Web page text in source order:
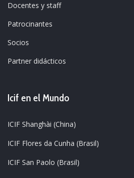
Docentes y staff
Patrocinantes
Socios
Partner didácticos
Icif en el Mundo
ICIF Shanghài (China)
ICIF Flores da Cunha (Brasil)
ICIF San Paolo (Brasil)